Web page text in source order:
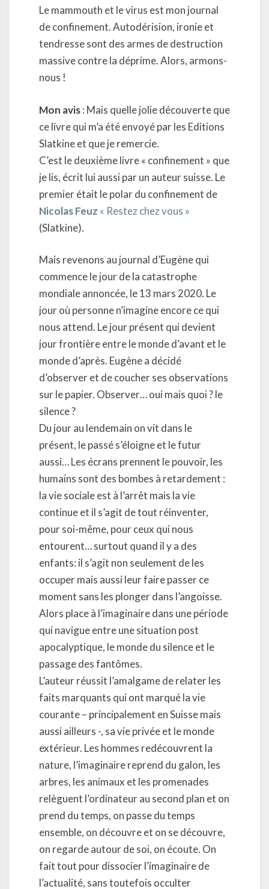
Le mammouth et le virus est mon journal
de confinement. Autodérision, ironie et
tendresse sont des armes de destruction
massive contre la déprime. Alors, armons-
nous !
Mon avis: Mais quelle jolie découverte que
ce livre qui m’a été envoyé par les Editions
Slatkine et que je remercie.
C’est le deuxième livre « confinement » que
je lis, écrit lui aussi par un auteur suisse. Le
premier était le polar du confinement de
Nicolas Feuz « Restez chez vous »
(Slatkine).
Mais revenons au journal d’Eugène qui
commence le jour de la catastrophe
mondiale annoncée, le 13 mars 2020. Le
jour où personne n’imagine encore ce qui
nous attend. Le jour présent qui devient
jour frontière entre le monde d’avant et le
monde d’après. Eugène a décidé
d’observer et de coucher ses observations
sur le papier. Observer… oui mais quoi ? le
silence ?
Du jour au lendemain on vit dans le
présent, le passé s’éloigne et le futur
aussi… Les écrans prennent le pouvoir, les
humains sont des bombes à retardement :
la vie sociale est à l’arrêt mais la vie
continue et il s’agit de tout réinventer,
pour soi-même, pour ceux qui nous
entourent… surtout quand il y a des
enfants: il s’agit non seulement de les
occuper mais aussi leur faire passer ce
moment sans les plonger dans l’angoisse.
Alors place à l’imaginaire dans une période
qui navigue entre une situation post
apocalyptique, le monde du silence et le
passage des fantômes.
L’auteur réussit l’amalgame de relater les
faits marquants qui ont marqué la vie
courante – principalement en Suisse mais
aussi ailleurs -, sa vie privée et le monde
extérieur. Les hommes redécouvrent la
nature, l’imaginaire reprend du galon, les
arbres, les animaux et les promenades
relèguent l’ordinateur au second plan et on
prend du temps, on passe du temps
ensemble, on découvre et on se découvre,
on regarde autour de soi, on écoute. On
fait tout pour dissocier l’imaginaire de
l’actualité, sans toutefois occulter